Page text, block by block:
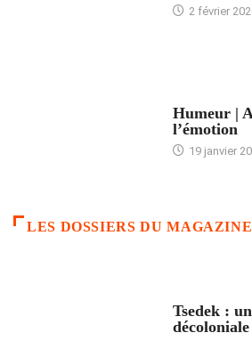
2 février
Humeur |
l’émotion
19 janvier
LES DOSSIERS DU MAGAZINE
Tsedek :